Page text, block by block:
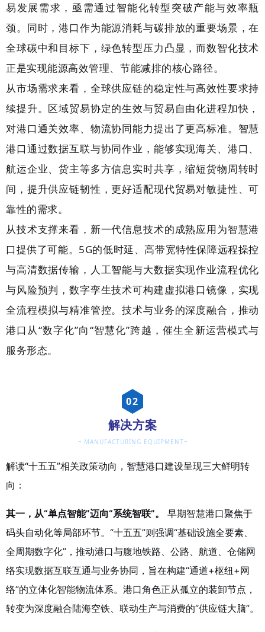
易发展需求，亟需通过智能化转型突破产能与效率瓶
颈。同时，港口作为能源消耗与碳排放的重要场景，在
全球碳中和目标下，绿色转型压力凸显，而数智化技术
正是实现能源高效管理、节能减排的核心路径。
从市场需求来看，全球供应链的稳定性与高效性要求持
续提升。区域贸易协定的生效与贸易自由化进程加快，
对港口通关效率、物流协同能力提出了更高标准。智慧
港口通过数据互联与协同作业，能够实现海关、港口、
航运企业、货主等多方信息实时共享，缩短货物周转时
间，提升供应链韧性，更好适配现代贸易对敏捷性、可
靠性的需求。
从技术支撑来看，新一代信息技术的成熟应用为智慧港
口提供了可能。5G的低时延、高带宽特性保障远程操控
与高清数据传输，人工智能与大数据实现作业流程优化
与风险预判，数字孪生技术可构建虚拟港口镜像，实现
全流程模拟与精准管控。技术与业务的深度融合，推动
港口从“数字化”向“智慧化”跨越，催生全新运营模式与
服务形态。
02
解决方案
- MANUFACTURING EQUIPMENT-
解读“十五五”相关政策动向，智慧港口建设呈现三大鲜明转
向：
其一，从“单点智能”迈向“系统智联”。
早期智慧港口聚焦于
码头自动化等局部环节。“十五五”则强调“基础设施全要素、
全周期数字化”，推动港口与腹地铁路、公路、航道、仓储网
络实现数据互联互通与业务协同，旨在构建“通道+枢纽+网
络”的立体化智能物流体系。港口角色正从孤立的装卸节点，
转变为深度融合陆海空铁、联动生产与消费的“供应链大脑”。